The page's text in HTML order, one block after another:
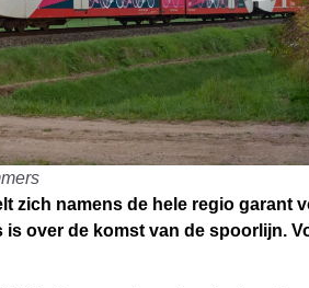
zich namens de hele regio
is over de komst van de spoorlijn.